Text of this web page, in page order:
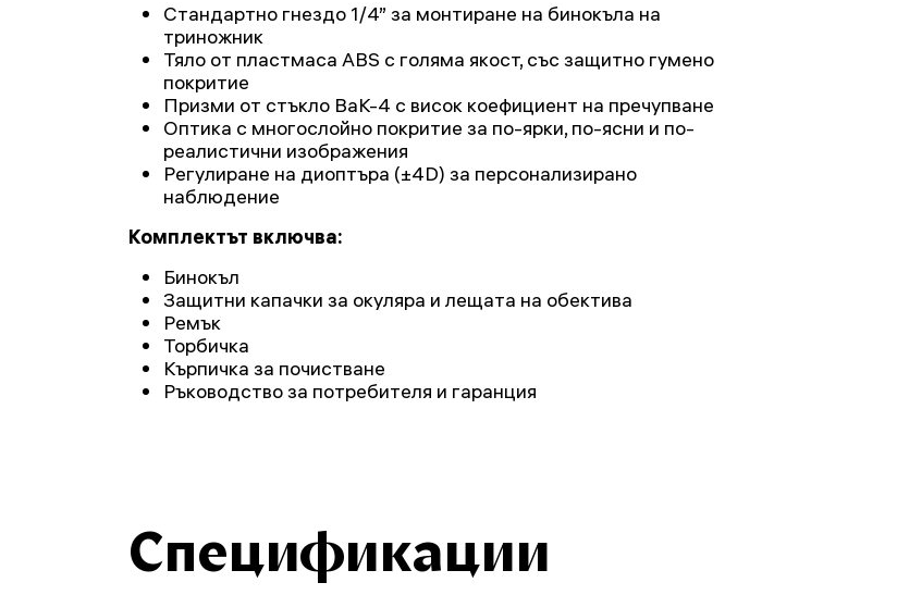
Стандартно гнездо 1/4” за монтиране на бинокъла на
триножник
Тяло от пластмаса ABS с голяма якост, със защитно гумено
покритие
Призми от стъкло BaK-4 с висок коефициент на пречупване
Оптика с многослойно покритие за по-ярки, по-ясни и по-
реалистични изображения
Регулиране на диоптъра (±4D) за персонализирано
наблюдение
Комплектът включва:
Бинокъл
Защитни капачки за окуляра и лещата на обектива
Ремък
Торбичка
Кърпичка за почистване
Ръководство за потребителя и гаранция
Спецификации